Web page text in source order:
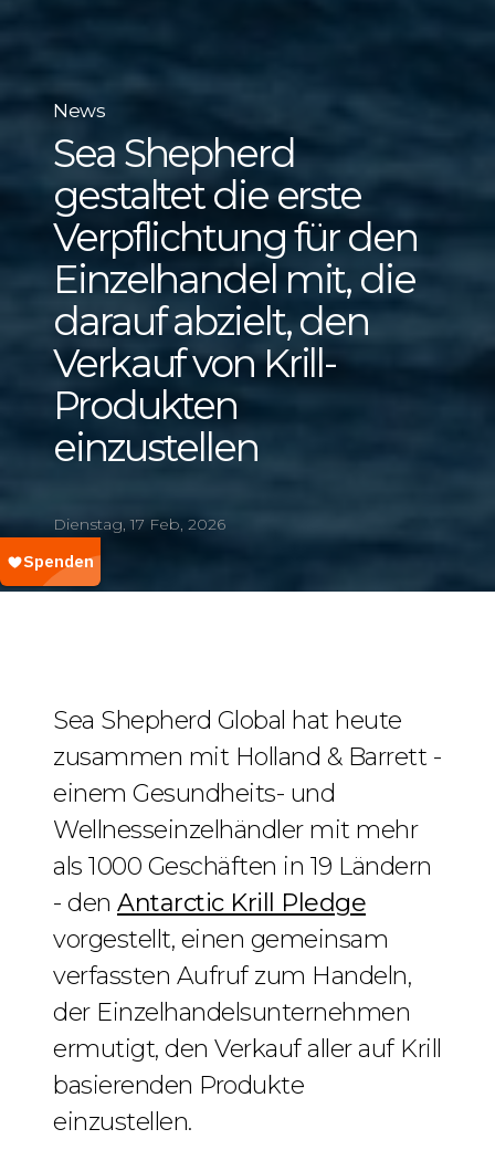
News
Sea Shepherd
gestaltet die erste
Verpflichtung für den
Einzelhandel mit, die
darauf abzielt, den
Verkauf von Krill-
Produkten
einzustellen
Dienstag, 17 Feb, 2026
Sea Shepherd Global hat heute
zusammen mit Holland & Barrett -
einem Gesundheits- und
Wellnesseinzelhändler mit mehr
als 1000 Geschäften in 19 Ländern
- den Antarctic Krill Pledge
vorgestellt, einen gemeinsam
verfassten Aufruf zum Handeln,
der Einzelhandelsunternehmen
ermutigt, den Verkauf aller auf Krill
basierenden Produkte
einzustellen.